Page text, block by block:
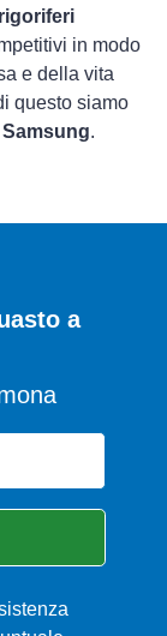
in modo
e della vita
questo siamo
.
a